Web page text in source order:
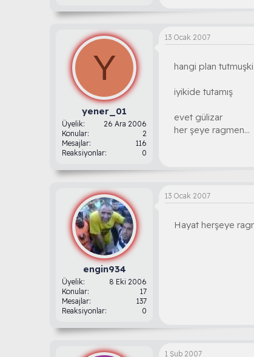
Y
yener_01
Üyelik
26 Ara 2006
Konular
2
Mesajlar
116
Reaksiyonlar
0
13 Ocak 2007
hangi plan
iyikide tutamış
evet gülizar
her şeye ragmen...
engin934
Üyelik
8 Eki 2006
Konular
17
Mesajlar
137
Reaksiyonlar
0
13 Ocak 2007
Hayat herşeye
1 Şub 2007